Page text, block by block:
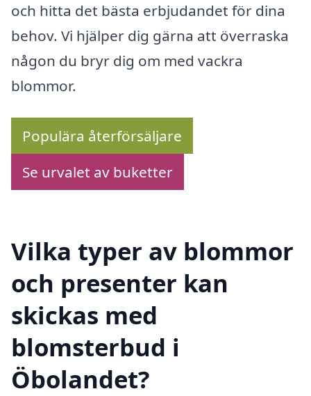
och hitta det bästa erbjudandet för dina
behov. Vi hjälper dig gärna att överraska
någon du bryr dig om med vackra
blommor.
Populära återförsäljare
Se urvalet av buketter
Vilka typer av blommor
och presenter kan
skickas med
blomsterbud i
Öbolandet?